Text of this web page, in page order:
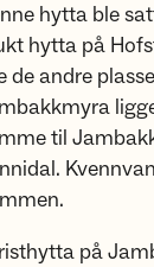
hytta ble
hytta på
de andre
til
på